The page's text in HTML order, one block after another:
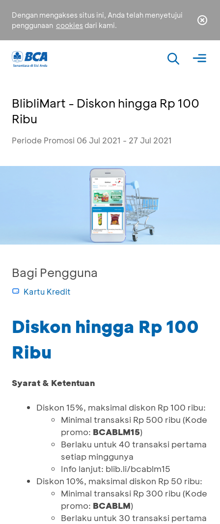
Dengan mengakses situs ini, Anda telah menyetujui
penggunaan cookies dari kami.
BlibliMart - Diskon hingga Rp 100
Ribu
Periode Promosi 06 Jul 2021 - 27 Jul 2021
Bagi Pengguna
Kartu Kredit
Diskon hingga Rp 100
Ribu
Syarat & Ketentuan
Diskon 15%, maksimal diskon Rp 100 ribu:
Minimal transaksi Rp 500 ribu (Kode
promo: BCABLM15)
Berlaku untuk 40 transaksi pertama
setiap minggunya
Info lanjut: blib.li/bcablm15
Diskon 10%, maksimal diskon Rp 50 ribu:
Minimal transaksi Rp 300 ribu (Kode
promo: BCABLM)
Berlaku untuk 30 transaksi pertama